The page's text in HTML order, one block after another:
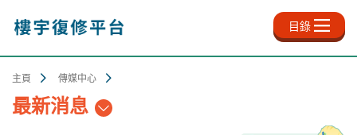
內
目錄
主頁 傳媒中心
最新消息